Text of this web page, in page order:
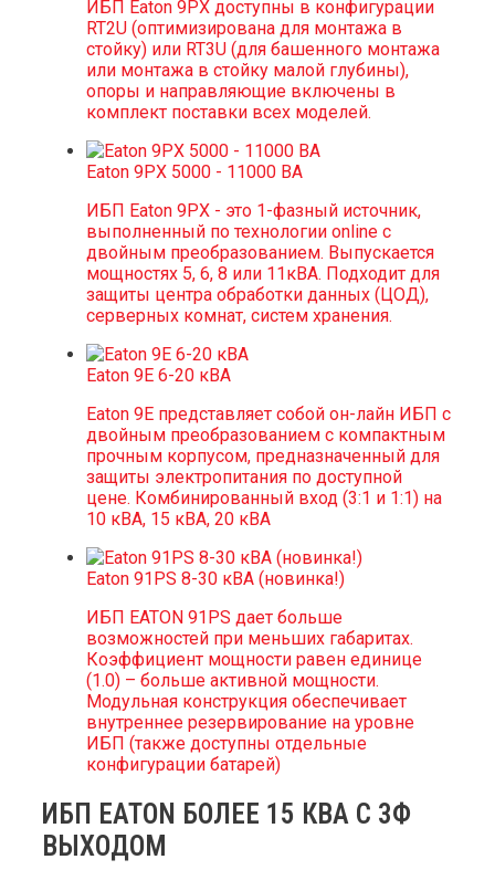
ИБП Eaton 9PX доступны в конфигурации
RT2U (оптимизирована для монтажа в
стойку) или RT3U (для башенного монтажа
или монтажа в стойку малой глубины),
опоры и направляющие включены в
комплект поставки всех моделей.
Eaton 9PX 5000 - 11000 ВА
ИБП Eaton 9РХ - это 1-фазный источник,
выполненный по технологии online с
двойным преобразованием. Выпускается
мощностях 5, 6, 8 или 11кВА. Подходит для
защиты центра обработки данных (ЦОД),
серверных комнат, систем хранения.
Eaton 9E 6-20 кВА
Eaton 9E представляет собой он-лайн ИБП с
двойным преобразованием с компактным
прочным корпусом, предназначенный для
защиты электропитания по доступной
цене. Комбинированный вход (3:1 и 1:1) на
10 кВА, 15 кВА, 20 кВА
Eaton 91PS 8-30 кВА (новинка!)
ИБП EATON 91PS дает больше
возможностей при меньших габаритах.
Коэффициент мощности равен единице
(1.0) – больше активной мощности.
Модульная конструкция обеспечивает
внутреннее резервирование на уровне
ИБП (также доступны отдельные
конфигурации батарей)
ИБП EATON БОЛЕЕ 15 КВА С 3Ф
ВЫХОДОМ